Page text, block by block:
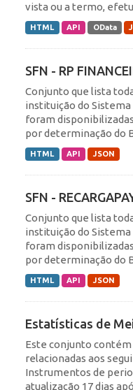
vista ou a termo,
HTML API OData
SFN - RP
Conjunto que lista
instituição do Sistema
foram
por determinação do
HTML API JSON
SFN -
Conjunto que lista
instituição do Sistema
foram
por determinação do
HTML API JSON
Estatísticas de
Este conjunto
relacionadas aos
Instrumentos de
atualização 17 dias